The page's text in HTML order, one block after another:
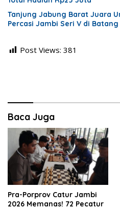
Tanjung Jabung Barat Juara
Percasi Jambi Seri V di Batang
Post Views: 381
Baca Juga
Pra-Porprov Catur Jambi
2026 Memanas! 72 Pecatur